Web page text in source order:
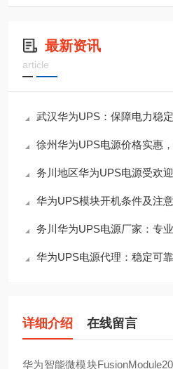
最新资讯
article
武汉华为UPS：保障电力稳
徐州华为UPS电源价格实惠
务川地区华为UPS电源受欢迎
华为UPS模块开机条件及注
务川华为UPS电源厂家：专
华为UPS电源代理：稳定可
详细介绍 在线留言
华为智能微模块